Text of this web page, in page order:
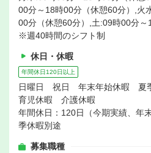
00分～18時00分（休憩60分）,火
00分（休憩60分）,土:09時00分～
※週40時間のシフト制
休日・休暇
年間休日120日以上
日曜日 祝日 年末年始休暇 夏
育児休暇 介護休暇
年間休日：120日（今期実績、年
季休暇別途
募集職種